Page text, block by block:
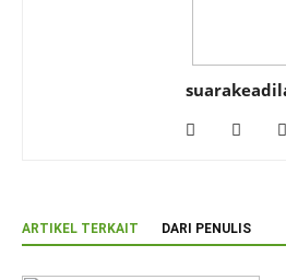
ARTIKEL TERKAIT DARI PENULIS